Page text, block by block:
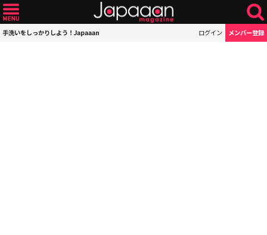
手洗いをしっかりしよう！Japaaan ログイン メンバー登録